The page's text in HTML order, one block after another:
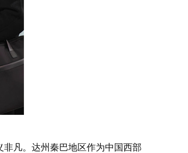
凡。达州秦巴地区作为中国西部